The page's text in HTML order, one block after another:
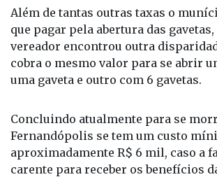
Além de tantas outras taxas o
que pagar pela abertura das gavetas,
vereador encontrou outra
cobra o mesmo valor para se abrir
uma gaveta e outro com 6 gavetas.
Concluindo atualmente para se
Fernandópolis se tem um custo
aproximadamente R$ 6 mil, caso a
carente para receber os benefícios